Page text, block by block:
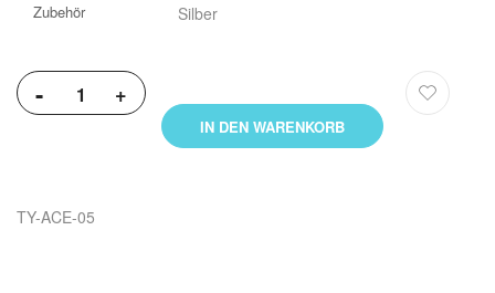
Zubehör Silber
- +
IN DEN WARENKORB
TY-ACE-05